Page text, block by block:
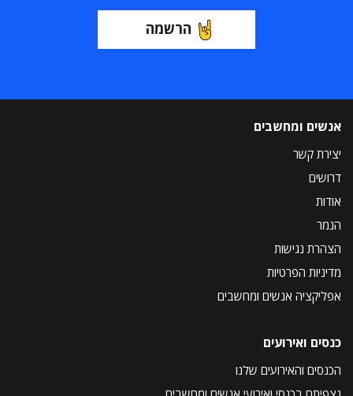
הרשמה
אנשים ומחשבים
יצירת קשר
דרושים
אודות
הנמר
הצהרת נגישות
מדיניות הפרטיות
אפליקציה אנשים ומחשבים
כנסים ואירועים
הכנסים והאירועים שלנו